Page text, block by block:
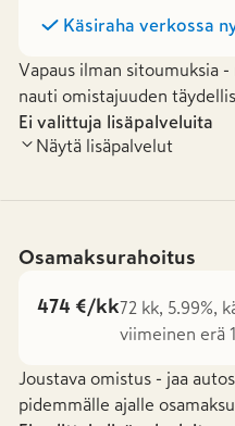
Käsiraha verkossa
Vapaus ilman sitoumuksia
nauti omistajuuden
Ei valittuja lisäpalveluita
Näytä lisäpalvelut
Osamaksurahoitus
474 €/kk72 kk, 5.99%,
viimeinen erä
Joustava omistus - jaa
pidemmälle ajalle